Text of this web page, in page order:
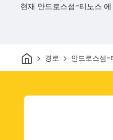
현재 안드로스섬-티노스
집 경로 안드로스섬-